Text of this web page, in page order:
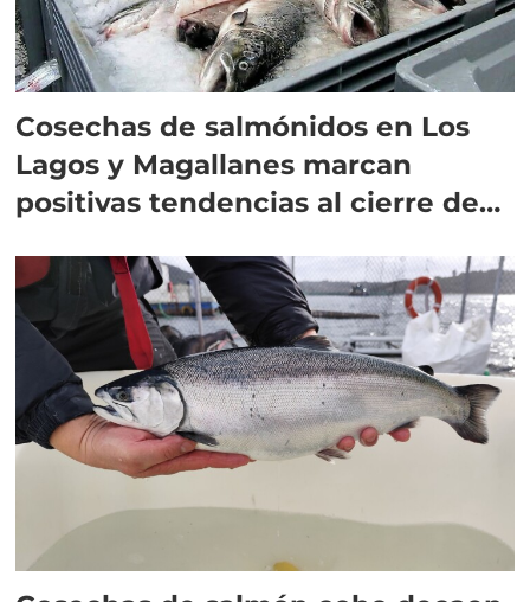
Cosechas de salmónidos en Los
Lagos y Magallanes marcan
positivas tendencias al cierre de